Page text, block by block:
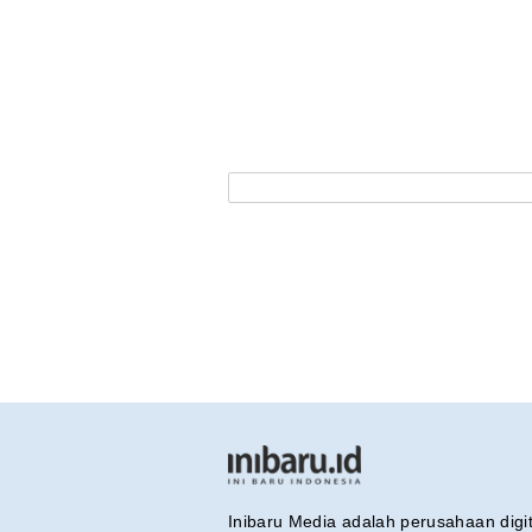
Inibaru Media adalah perusahaan